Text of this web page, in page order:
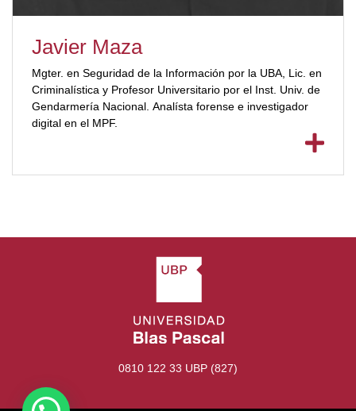
Javier Maza
Mgter. en Seguridad de la Información por la UBA, Lic. en
Criminalística y Profesor Universitario por el Inst. Univ. de
Gendarmería Nacional. Analísta forense e investigador
digital en el MPF.
0810 122 33 UBP (827)